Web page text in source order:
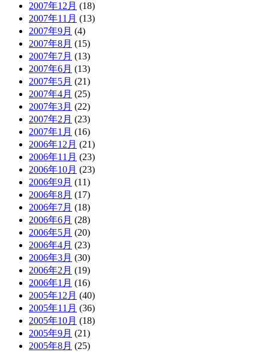
2007年12月 (18)
2007年11月 (13)
2007年9月 (4)
2007年8月 (15)
2007年7月 (13)
2007年6月 (13)
2007年5月 (21)
2007年4月 (25)
2007年3月 (22)
2007年2月 (23)
2007年1月 (16)
2006年12月 (21)
2006年11月 (23)
2006年10月 (23)
2006年9月 (11)
2006年8月 (17)
2006年7月 (18)
2006年6月 (28)
2006年5月 (20)
2006年4月 (23)
2006年3月 (30)
2006年2月 (19)
2006年1月 (16)
2005年12月 (40)
2005年11月 (36)
2005年10月 (18)
2005年9月 (21)
2005年8月 (25)